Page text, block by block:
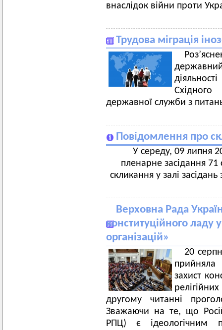
внаслідок війни проти
Трудова міграція
державний
державної служби з
Повідомлення про
У середу, 09 липня
пленарне засідання 71
скликання у залі
Верховна Рада
конституційного ладу
організацій»
20
захист
другому читанні
Зважаючи на те, що
РПЦ) є ідеологічним